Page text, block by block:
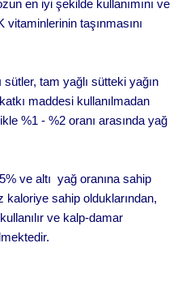
en iyi şekilde kullanımını ve
taşınmasını
sütler, tam yağlı sütteki yağın
maddesi kullanılmadan
%1 - %2 oranı arasında yağ
ve altı yağ oranına sahip
sahip olduklarından,
ve kalp-damar